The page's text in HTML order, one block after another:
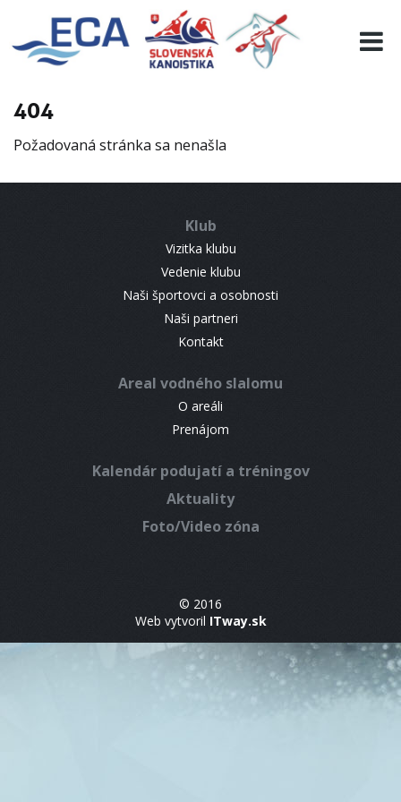
404
Požadovaná stránka sa nenašla
Klub
Vizitka klubu
Vedenie klubu
Naši športovci a osobnosti
Naši partneri
Kontakt
Areal vodného slalomu
O areáli
Prenájom
Kalendár podujatí a tréningov
Aktuality
Foto/Video zóna
© 2016
Web vytvoril ITway.sk
EURO 19
INFO
RESULTS
CONTACT